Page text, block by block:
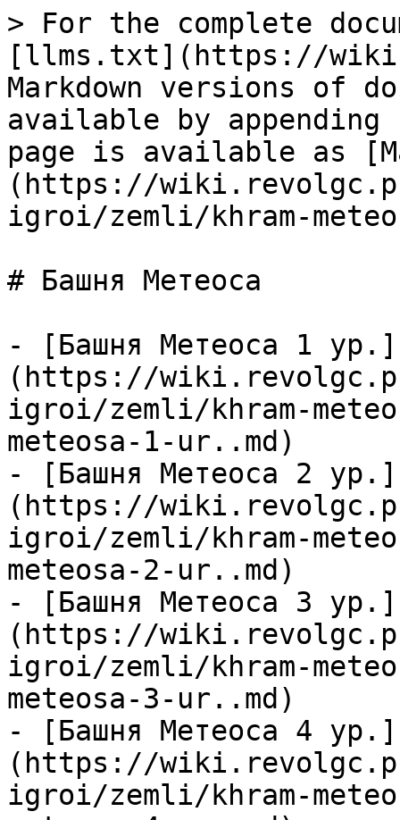
> For the complete
[llms.txt](https://
Markdown versions of
available by
page is available as
(https://
igroi/zemli/khram-
# Башня Метеоса
- [Башня Метеоса 1 ур.]
(https://
igroi/zemli/khram-
meteosa-1-ur..md)
- [Башня Метеоса 2 ур.]
(https://
igroi/zemli/khram-
meteosa-2-ur..md)
- [Башня Метеоса 3 ур.]
(https://
igroi/zemli/khram-
meteosa-3-ur..md)
- [Башня Метеоса 4 ур.]
(https://
igroi/zemli/khram-